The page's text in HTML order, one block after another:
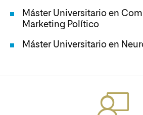
Máster Universitario en
Marketing Político
Máster Universitario en